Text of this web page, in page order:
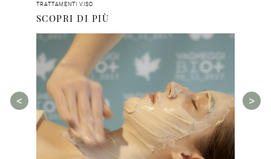
TRATTAMENTI VISO
SCOPRI DI PIÙ